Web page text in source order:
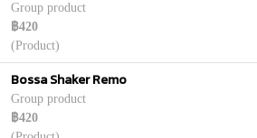
Group product
฿420
(Product)
Bossa Shaker Remo
Group product
฿420